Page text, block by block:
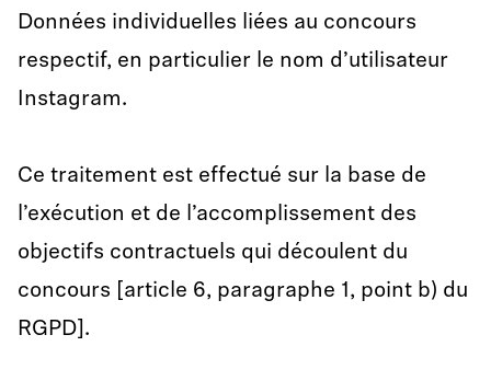
Données individuelles liées au concours
respectif, en particulier le nom d’utilisateur
Instagram.
Ce traitement est effectué sur la base de
l’exécution et de l’accomplissement des
objectifs contractuels qui découlent du
concours [article 6, paragraphe 1, point b) du
RGPD].